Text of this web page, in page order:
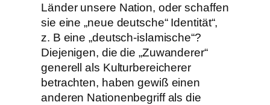
Länder unsere Nation, oder schaffen
sie eine „neue deutsche“ Identität“,
z. B eine „deutsch-islamische“?
Diejenigen, die die „Zuwanderer“
generell als Kulturbereicherer
betrachten, haben gewiß einen
anderen Nationenbegriff als die